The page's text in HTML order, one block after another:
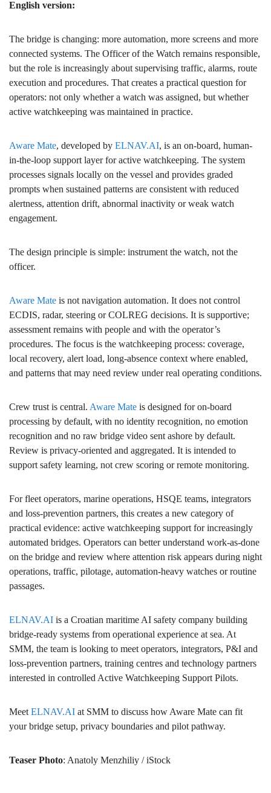
English version:
The bridge is changing: more automation, more screens and more
connected systems. The Officer of the Watch remains responsible,
but the role is increasingly about supervising traffic, alarms, route
execution and procedures. That creates a practical question for
operators: not only whether a watch was assigned, but whether
active watchkeeping was maintained in practice.
Aware Mate, developed by ELNAV.AI, is an on-board, human-
in-the-loop support layer for active watchkeeping. The system
processes signals locally on the vessel and provides graded
prompts when sustained patterns are consistent with reduced
alertness, attention drift, abnormal inactivity or weak watch
engagement.
The design principle is simple: instrument the watch, not the
officer.
Aware Mate is not navigation automation. It does not control
ECDIS, radar, steering or COLREG decisions. It is supportive;
assessment remains with people and with the operator’s
procedures. The focus is the watchkeeping process: coverage,
local recovery, alert load, long-absence context where enabled,
and patterns that may need review under real operating conditions.
Crew trust is central. Aware Mate is designed for on-board
processing by default, with no identity recognition, no emotion
recognition and no raw bridge video sent ashore by default.
Review is privacy-oriented and aggregated. It is intended to
support safety learning, not crew scoring or remote monitoring.
For fleet operators, marine operations, HSQE teams, integrators
and loss-prevention partners, this creates a new category of
practical evidence: active watchkeeping support for increasingly
automated bridges. Operators can better understand work-as-done
on the bridge and review where attention risk appears during night
operations, traffic, pilotage, automation-heavy watches or routine
passages.
ELNAV.AI is a Croatian maritime AI safety company building
bridge-ready systems from operational experience at sea. At
SMM, the team is looking to meet operators, integrators, P&I and
loss-prevention partners, training centres and technology partners
interested in controlled Active Watchkeeping Support Pilots.
MeetELNAV.AI at SMM to discuss how Aware Mate can fit
your bridge setup, privacy boundaries and pilot pathway.
Teaser Photo: Anatoly Menzhiliy / iStock